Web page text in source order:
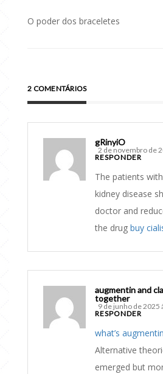
Navegação
O poder dos braceletes
2 COMENTÁRIOS
gRinyiO
2 de novembro de
RESPONDER
The patients
kidney disease
doctor and
the drug buy
augmentin and
together
9 de junho de 2025
RESPONDER
what’s
Alternative
emerged but